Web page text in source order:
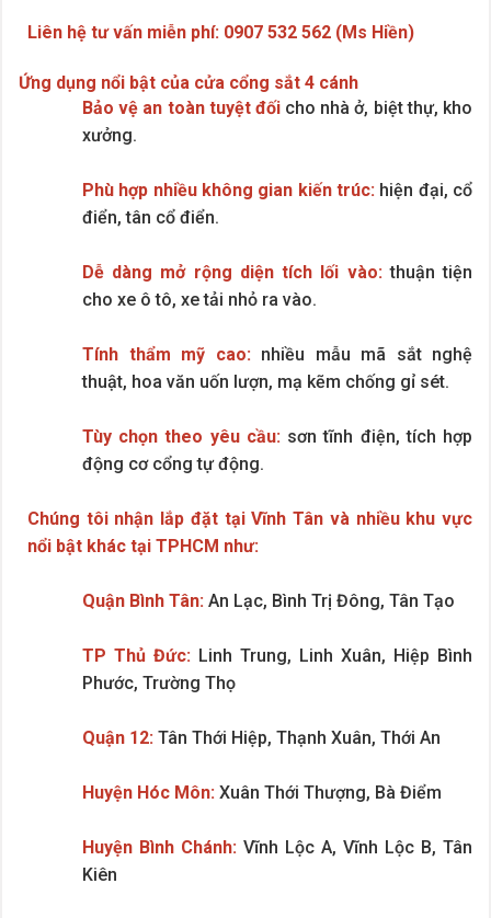
Liên hệ tư vấn miễn phí: 0907 532 562 (Ms Hiền)
Ứng dụng nổi bật của cửa cổng sắt 4 cánh
Bảo vệ an toàn tuyệt đốicho nhà ở, biệt thự, kho
xưởng.
Phù hợp nhiều không gian kiến trúc: hiện đại, cổ
điển, tân cổ điển.
Dễ dàng mở rộng diện tích lối vào:thuận tiện
cho xe ô tô, xe tải nhỏ ra vào.
Tính thẩm mỹ cao:nhiều mẫu mã sắt nghệ
thuật, hoa văn uốn lượn, mạ kẽm chống gỉ sét.
Tùy chọn theo yêu cầu:sơn tĩnh điện, tích hợp
động cơ cổng tự động.
Chúng tôi nhận lắp đặt tại Vĩnh Tân và nhiều khu vực
nổi bật khác tại TPHCM như:
Quận Bình Tân: An Lạc, Bình Trị Đông, Tân Tạo
TP Thủ Đức: Linh Trung, Linh Xuân, Hiệp Bình
Phước, Trường Thọ
Quận 12: Tân Thới Hiệp, Thạnh Xuân, Thới An
Huyện Hóc Môn: Xuân Thới Thượng, Bà Điểm
Huyện Bình Chánh: Vĩnh Lộc A, Vĩnh Lộc B, Tân
Kiên